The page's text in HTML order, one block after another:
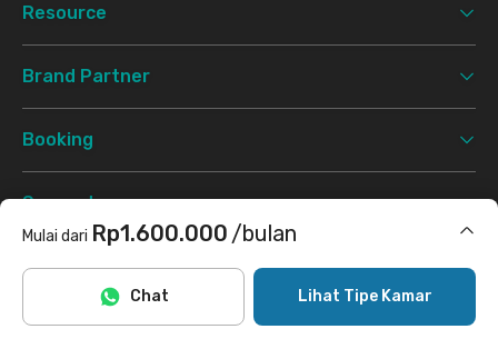
Mulai dari Rp1.600.000 /bulan
Termasuk internet/wifi, cleaning
Lihat Tipe Kamar
Chat
Resource
Brand Partner
Booking
Support
Syarat & Ketentuan Kebijakan Privasi
InstagramTwitter TikTok